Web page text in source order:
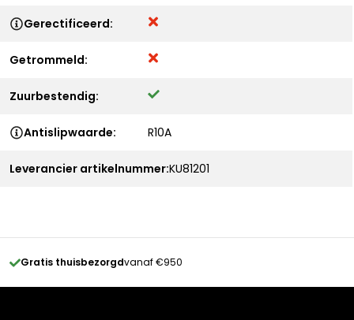
Gerectificeerd:
Getrommeld:
Zuurbestendig:
Antislipwaarde: R10A
Leverancier artikelnummer:KU81201
Gratis thuisbezorgdvanaf €950